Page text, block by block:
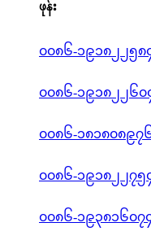
ဖုန်း
၀၀၈၆-၁၉၁၈၂၂၅၈
၀၀၈၆-၁၉၁၈၂၂၆၀
၀၀၈၆-၁၈၁၈၀၈၉၇
၀၀၈၆-၁၉၁၈၂၂၇၅
၀၀၈၆-၁၉၃၈၁၆၀၇